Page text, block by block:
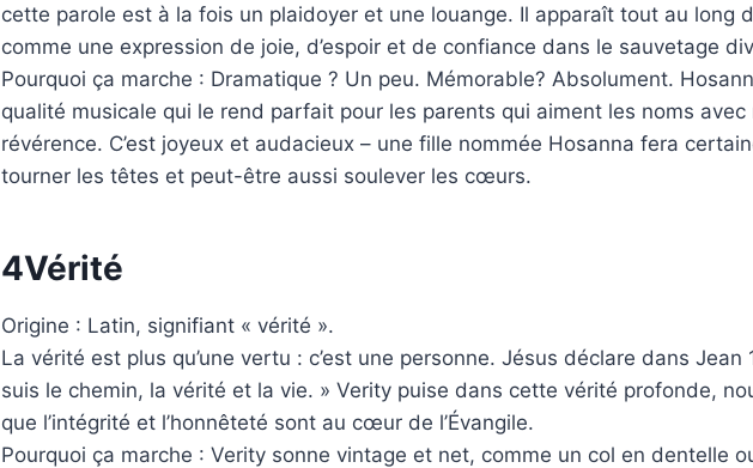
cette parole est à la fois un plaidoyer et une louange. Il apparaît tout au long
comme une expression de joie, d’espoir et de confiance dans le sauvetage
Pourquoi ça marche : Dramatique ? Un peu. Mémorable? Absolument.
qualité musicale qui le rend parfait pour les parents qui aiment les noms
révérence. C’est joyeux et audacieux – une fille nommée Hosanna fera
tourner les têtes et peut-être aussi soulever les cœurs.
4Vérité
Origine : Latin, signifiant « vérité ».
La vérité est plus qu’une vertu : c’est une personne. Jésus déclare dans Jean
suis le chemin, la vérité et la vie. » Verity puise dans cette vérité profonde,
que l’intégrité et l’honnêteté sont au cœur de l’Évangile.
Pourquoi ça marche : Verity sonne vintage et net, comme un col en dentelle